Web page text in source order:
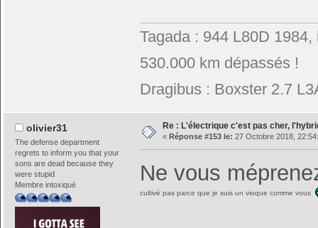
Tagada : 944 L80D
530.000 km dépassés !
Dragibus : Boxster 2.7
olivier31
The defense department
regrets to inform you that your
sons are dead because they
were stupid
Membre intoxiqué
Re : L'électrique c'est pas cher,
« Réponse #153 le: 27 Octobre 2018,
Ne vous
cultivé pas parce que je suis un vioque comme vous